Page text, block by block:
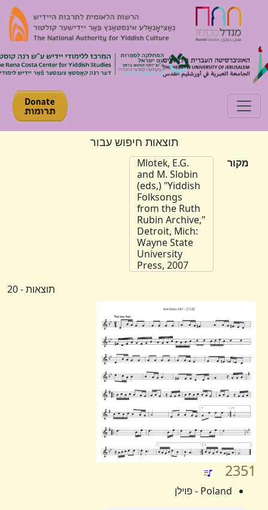
Toggle navigation
תוצאות חיפוש עבור
מקור
Mlotek, E.G.
and M. Slobin
(eds,) "Yiddish
Folksongs
from the Ruth
Rubin Archive,"
Detroit, Mich:
Wayne State
University
Press, 2007
תוצאות - 20
2351
Poland - פוילן